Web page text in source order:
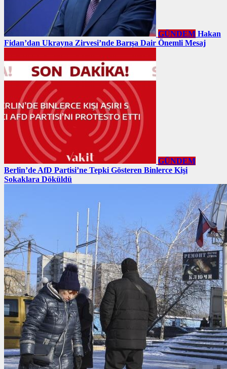
GÜNDEM Hakan
Fidan’dan Ukrayna Zirvesi’nde Barışa Dair Önemli Mesaj
GÜNDEM
Berlin’de AfD Partisi’ne Tepki Gösteren Binlerce Kişi
Sokaklara Döküldü